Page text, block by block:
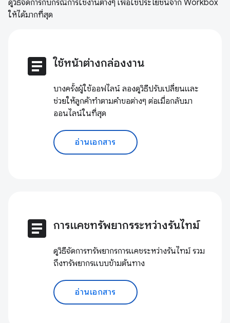
ดูวิธีจัดการกับกรณีการใช้งานต่างๆ เพื่อใช้ประโยชน์จาก Workbox
ให้ได้มากที่สุด
article ใช้หน้าต่างกล่องงาน
บางครั้งผู้ใช้ออฟไลน์ ลองดูวิธีปรับเปลี่ยนและ
ช่วยให้ลูกค้าทำตามคำขอต่างๆ ต่อเมื่อกลับมา
ออนไลน์ในที่สุด
อ่านเอกสาร
article การแคชทรัพยากรระหว่างรันไทม์
ดูวิธีจัดการทรัพยากรการแคชระหว่างรันไทม์ รวม
ถึงทรัพยากรแบบข้ามต้นทาง
อ่านเอกสาร